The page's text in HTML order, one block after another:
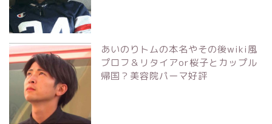
あいのりトムの本名やその後wiki風
プロフ＆リタイアor桜子とカップル
帰国？美容院パーマ好評